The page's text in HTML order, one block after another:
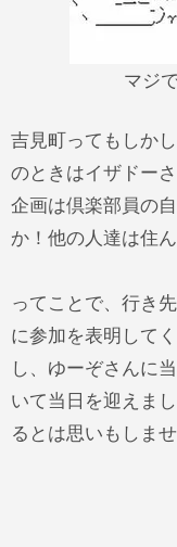
マジ
吉見町ってもしか
のときはイザドー
企画は倶楽部員の
か！他の人達は住
ってことで、行き
に参加を表明して
し、ゆーぞさんに
いて当日を迎えま
るとは思いもしま